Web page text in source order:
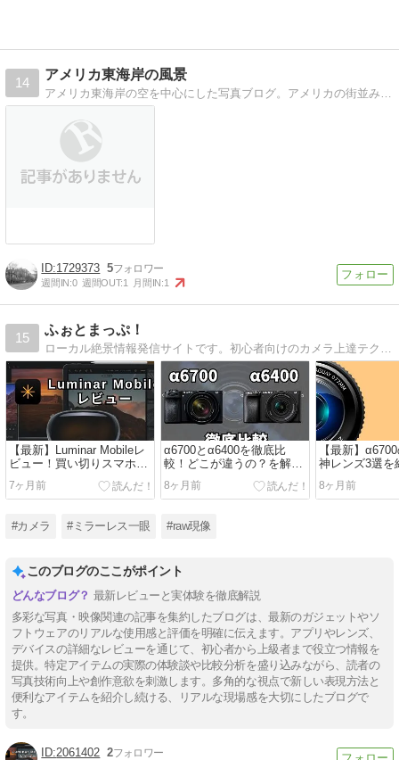
14
アメリカ東海岸の風景
アメリカ東海岸の空を中心にした写真ブログ。アメリカの街並みなどもご紹介します。
1729373 5
週間IN:0 週間OUT:1 月間IN:1
15
ふぉとまっぷ！
ローカル絶景情報発信サイトです。初心者向けのカメラ上達テクニックも発信しています。
【最新】Luminar Mobileレ
ビュー！買い切りスマホア
プリで高度な写真編集
7ヶ月前
α6700とα6400を徹底比
較！どこが違うの？を解決
します
8ヶ月前
【最新】
神レンズ3選を
い】【単焦点】
8ヶ月前
#カメラ #ミラーレス一眼 #raw現像
このブログのここがポイント
最新レビューと実体験を徹底解説
多彩な写真・映像関連の記事を集約したブログは、最新のガジェットやソ
フトウェアのリアルな使用感と評価を明確に伝えます。アプリやレンズ、
デバイスの詳細なレビューを通じて、初心者から上級者まで役立つ情報を
提供。特定アイテムの実際の体験談や比較分析を盛り込みながら、読者の
写真技術向上や創作意欲を刺激します。多角的な視点で新しい表現方法と
便利なアイテムを紹介し続ける、リアルな現場感を大切にしたブログで
す。
2061402 2